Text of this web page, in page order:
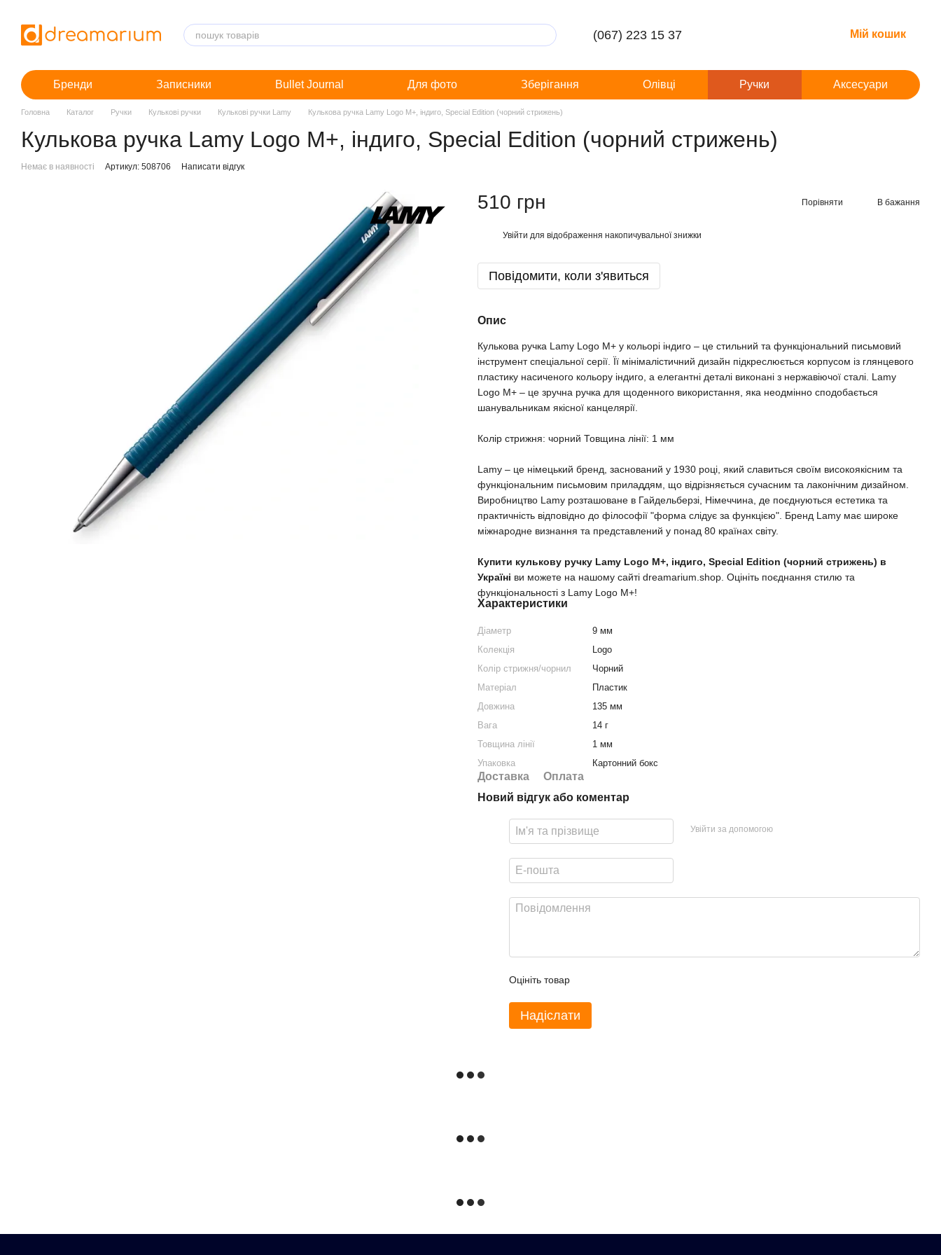
(067) 223 15 37 Мій кошик
Бренди Записники Bullet Journal Для фото Зберігання Олівці Ручки Аксесуари
Головна Каталог Ручки Кулькові ручки Кулькові ручки Lamy Кулькова ручка Lamy Logo M+, індиго, Special Edition (чорний стрижень)
Кулькова ручка Lamy Logo M+, індиго, Special Edition (чорний стрижень)
Немає в наявності Артикул: 508706 Написати відгук
510 грн Порівняти В бажання
Увійти для відображення накопичувальної знижки
Повідомити, коли з'явиться
Опис
Кулькова ручка Lamy Logo M+ у кольорі індиго – це стильний та функціональний письмовий
інструмент спеціальної серії. Її мінімалістичний дизайн підкреслюється корпусом із глянцевого
пластику насиченого кольору індиго, а елегантні деталі виконані з нержавіючої сталі. Lamy
Logo M+ – це зручна ручка для щоденного використання, яка неодмінно сподобається
шанувальникам якісної канцелярії.
Колір стрижня: чорний Товщина лінії: 1 мм
Lamy – це німецький бренд, заснований у 1930 році, який славиться своїм високоякісним та
функціональним письмовим приладдям, що відрізняється сучасним та лаконічним дизайном.
Виробництво Lamy розташоване в Гайдельберзі, Німеччина, де поєднуються естетика та
практичність відповідно до філософії "форма слідує за функцією". Бренд Lamy має широке
міжнародне визнання та представлений у понад 80 країнах світу.
Купити кулькову ручку Lamy Logo M+, індиго, Special Edition (чорний стрижень) в
Україні ви можете на нашому сайті dreamarium.shop. Оцініть поєднання стилю та
функціональності з Lamy Logo M+!
Характеристики
Діаметр
9 мм
Колекція
Logo
Колір стрижня/чорнил
Чорний
Матеріал
Пластик
Довжина
135 мм
Вага
14 г
Товщина лінії
1 мм
Упаковка
Картонний бокс
Доставка
Оплата
Новий відгук або коментар
Увійти за допомогою
Оцініть товар
Надіслати